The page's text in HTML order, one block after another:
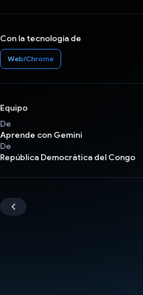
Con la tecnología de
Web/Chrome
Equipo
De
Aprende con Gemini
De
República Democrática del Congo